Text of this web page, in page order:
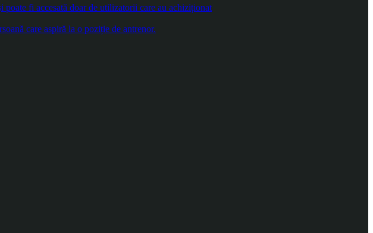
fi accesată doar de utilizatorii care au achiziționat
care aspiră la o poziție de antrenor.